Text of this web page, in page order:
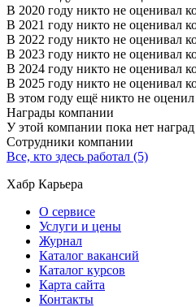
В 2020 году никто не оценивал
В 2021 году никто не оценивал
В 2022 году никто не оценивал
В 2023 году никто не оценивал
В 2024 году никто не оценивал
В 2025 году никто не оценивал
В этом году ещё никто не
Награды компании
У этой компании пока нет наград
Сотрудники компании
Все, кто здесь работал (5)
Хабр Карьера
О сервисе
Услуги и цены
Журнал
Каталог вакансий
Каталог курсов
Карта сайта
Контакты